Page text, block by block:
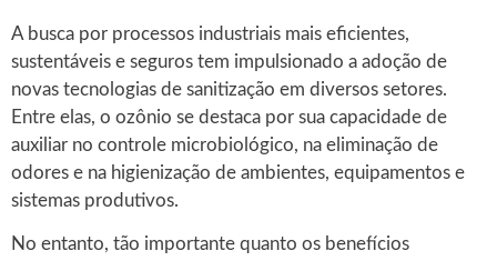
A busca por processos industriais mais eficientes,
sustentáveis e seguros tem impulsionado a adoção de
novas tecnologias de sanitização em diversos setores.
Entre elas, o ozônio se destaca por sua capacidade de
auxiliar no controle microbiológico, na eliminação de
odores e na higienização de ambientes, equipamentos e
sistemas produtivos.
No entanto, tão importante quanto os benefícios